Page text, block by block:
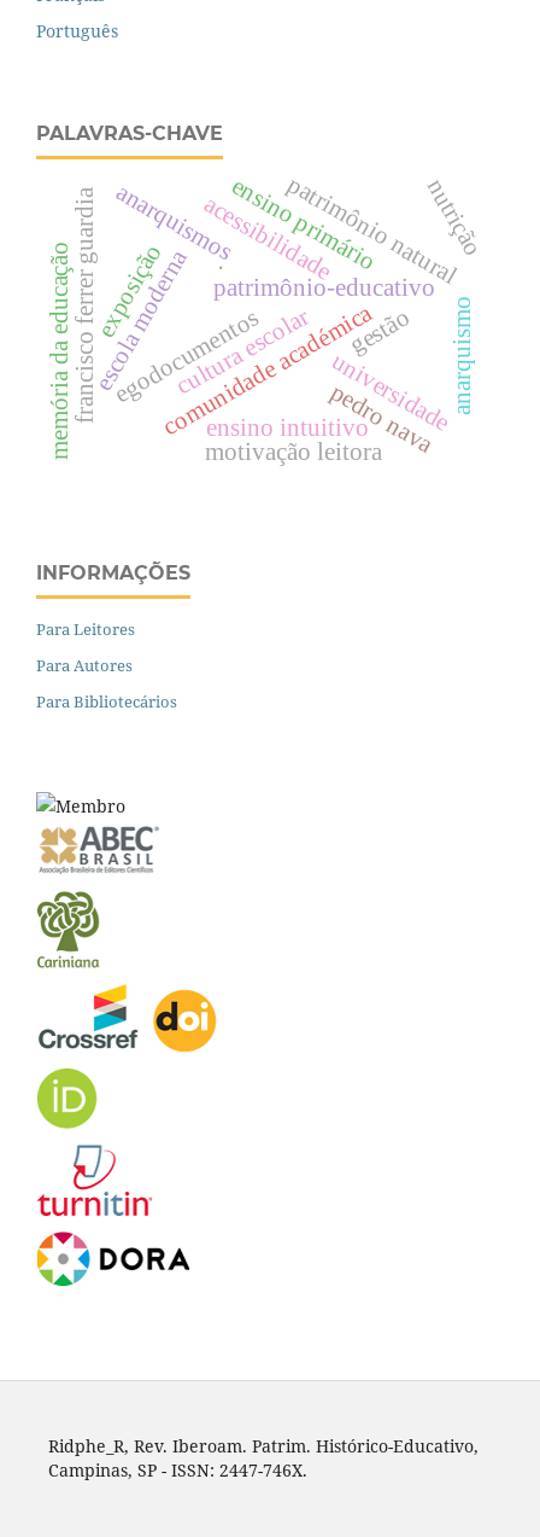
Português
PALAVRAS-CHAVE
patrimônio-educativo
egodocumentos
cultura escolar
francisco ferrer guardiaescola modernacomunidade académica
anarquismos
universidade
patrimônio natural
exposição
acessibilidade
.
memória da educação
ensino primário
ensino intuitivo
motivação leitora
gestão anarquismo
nutrição
pedro nava
INFORMAÇÕES
Para Leitores
Para Autores
Para Bibliotecários
Ridphe_R, Rev. Iberoam. Patrim. Histórico-Educativo,
Campinas, SP - ISSN: 2447-746X.